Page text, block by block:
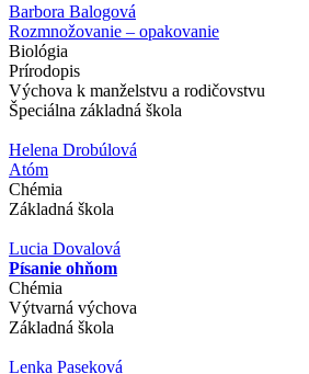
Barbora Balogová
Rozmnožovanie – opakovanie
Biológia
Prírodopis
Výchova k manželstvu a rodičovstvu
Špeciálna základná škola
Helena Drobúlová
Atóm
Chémia
Základná škola
Lucia Dovalová
Písanie ohňom
Chémia
Výtvarná výchova
Základná škola
Lenka Paseková